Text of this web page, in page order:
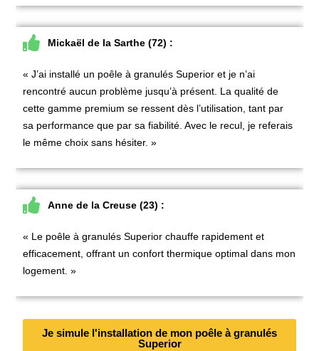
Mickaël de la Sarthe (72) :
« J’ai installé un poêle à granulés Superioret je n’ai
rencontré aucun problème jusqu’à présent. La qualité de
cette gamme premium se ressent dès l’utilisation, tant par
sa performance que par sa fiabilité. Avec le recul, je referais
le même choix sans hésiter. »
Anne de la Creuse (23) :
« Le poêle à granulés Superiorchauffe rapidement et
efficacement, offrant un confort thermique optimal dans mon
logement. »
Je simule l'installation de mon poêle à granulés
Superior